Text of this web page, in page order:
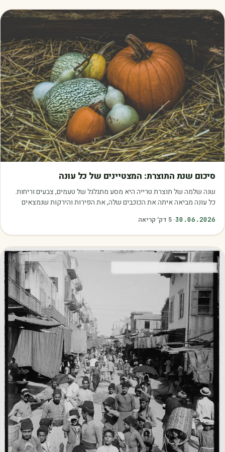
סיכום שנת התוצרת: המצטיינים של כל עונה
שנה שלמה של תוצרת טרייה היא מסע מתגלגל של טעמים, צבעים וריחות.
כל עונה מביאה איתה את הכוכבים שלה, את הפירות והירקות שנמצאים
30.06.2026
·
5 דק׳ קריאה